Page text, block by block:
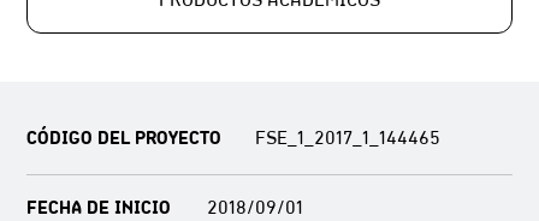
CÓDIGO DEL PROYECTO FSE_1_2017_1_144465
FECHA DE INICIO 2018/09/01